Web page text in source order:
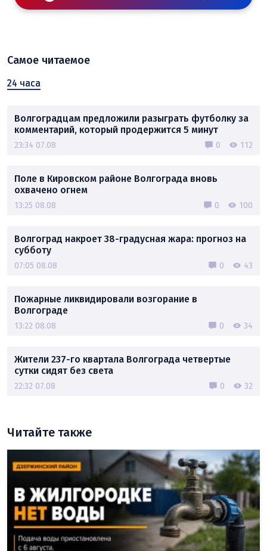
Самое читаемое
24 часа
Волгоградцам предложили разыграть футболку за
комментарий, который продержится 5 минут
23:34 07.08 0 112
Поле в Кировском районе Волгограда вновь
охвачено огнем
13:25 08.08 0 100
Волгоград накроет 38-градусная жара: прогноз на
субботу
07:05 08.08 0 43
Пожарные ликвидировали возгорание в
Волгограде
13:22 08.08 0 34
Жители 237-го квартала Волгограда четвертые
сутки сидят без света
22:32 07.08 0 32
Читайте также